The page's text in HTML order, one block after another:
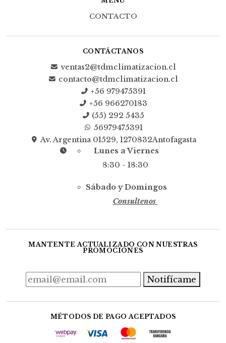
CONTACTO
CONTÁCTANOS
ventas2@tdmclimatizacion.cl
contacto@tdmclimatizacion.cl
+56 979475391
+56 966270183
(55) 292 5435
56979475391
Av. Argentina 01529, 1270832Antofagasta
Lunes a Viernes
8:30 - 18:30
Sábado y Domingos
Consultenos
MANTENTE ACTUALIZADO CON NUESTRAS
PROMOCIONES
Notifícame
MÉTODOS DE PAGO ACEPTADOS